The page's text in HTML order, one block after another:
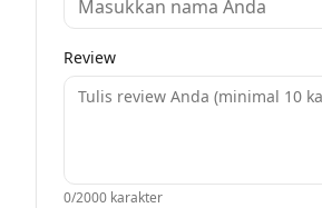
Review
0/2000 karakter